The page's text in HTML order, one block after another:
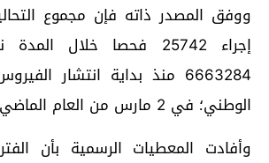
ووفق المصدر ذاته فإن مجموع
إجراء 25742 فحصا خلال
6663284 منذ بداية انتشار
الوطني؛ في 2 مارس من العام الماضي.
وأفادت المعطيات الرسمية بأن